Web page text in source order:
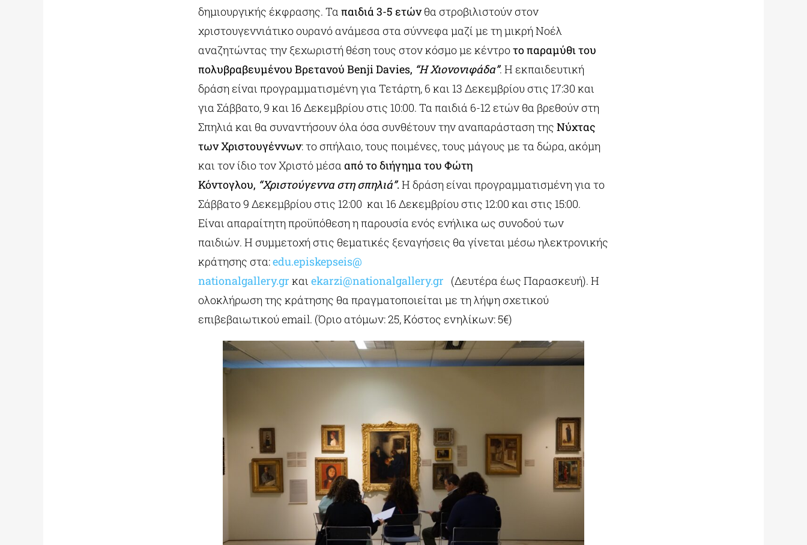
δημιουργικής έκφρασης. Τα παιδιά 3-5 ετώνθα στροβιλιστούν στον
χριστουγεννιάτικο ουρανό ανάμεσα στα σύννεφα μαζί με τη μικρή Νοέλ
αναζητώντας την ξεχωριστή θέση τους στον κόσμο με κέντροτο παραμύθι του
πολυβραβευμένου Βρετανού Benji Davies, “Η Χιονονιφάδα”. Η εκπαιδευτική
δράση είναι προγραμματισμένη για Τετάρτη, 6 και 13 Δεκεμβρίου στις 17:30 και
για Σάββατο, 9 και 16 Δεκεμβρίου στις 10:00. Τα παιδιά 6-12 ετών θα βρεθούν στη
Σπηλιά και θα συναντήσουν όλα όσα συνθέτουν την αναπαράσταση της Νύχτας
των Χριστουγέννων: το σπήλαιο, τους ποιμένες, τους μάγους με τα δώρα, ακόμη
και τον ίδιο τον Χριστό μέσα από το διήγημα του Φώτη
Κόντογλου, “Χριστούγεννα στη σπηλιά”. Η δράση είναι προγραμματισμένη για το
Σάββατο 9 Δεκεμβρίου στις 12:00 και 16 Δεκεμβρίου στις 12:00 και στις 15:00.
Είναι απαραίτητη προϋπόθεση η παρουσία ενός ενήλικα ως συνοδού των
παιδιών. Η συμμετοχή στις θεματικές ξεναγήσεις θα γίνεται μέσω ηλεκτρονικής
κράτησης στα:edu.episkepseis@
nationalgallery.gr και ekarzi@nationalgallery.gr (Δευτέρα έως Παρασκευή). Η
ολοκλήρωση της κράτησης θα πραγματοποιείται με τη λήψη σχετικού
επιβεβαιωτικού email. (Όριο ατόμων: 25, Κόστος ενηλίκων: 5€)